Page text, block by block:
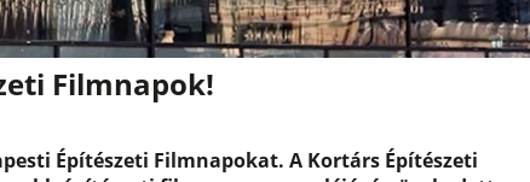
Filmnapok!
Építészeti Filmnapokat. A Kortárs Építészeti